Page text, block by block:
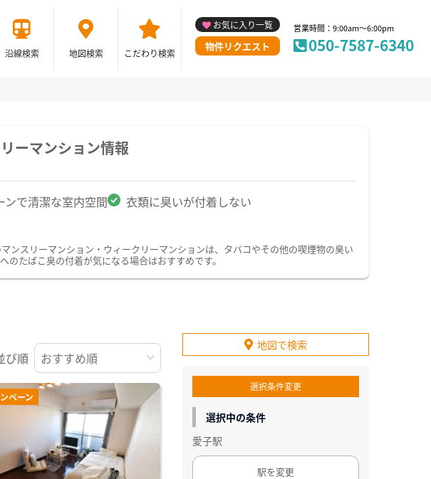
沿線検索 地図検索 こだわり検索
お気に入り一覧
物件リクエスト
営業時間：9:00am～6:00pm
050-7587-6340
ーマンション情報
ンで清潔な室内空間 衣類に臭いが付着しない
ンスリーマンション・ウィークリーマンションは、タバコやその他の喫煙物の臭い
たばこ臭の付着が気になる場合はおすすめです。
び順
ペーン
地図で検索
選択条件変更
選択中の条件
愛子駅
駅を変更